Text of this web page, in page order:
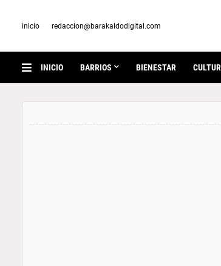
inicio redaccion@barakaldodigital.com
INICIO BARRIOS BIENESTAR